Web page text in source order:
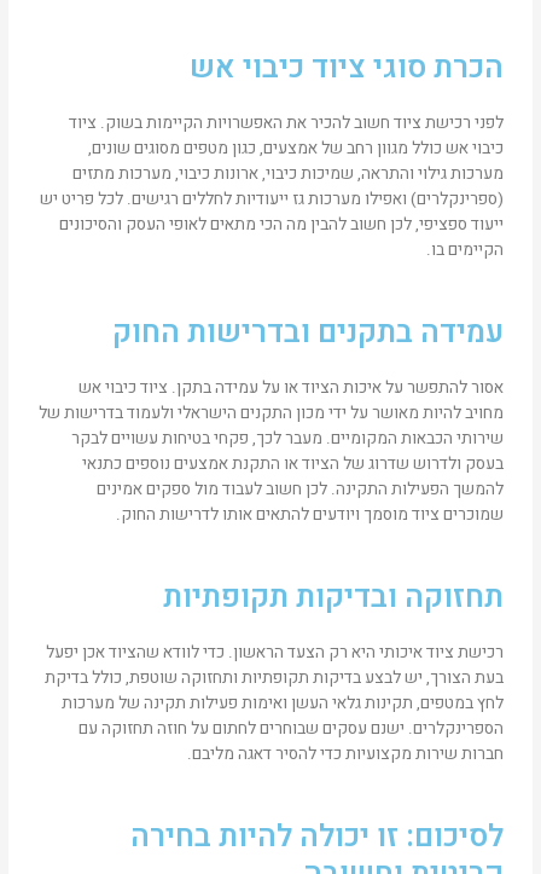
הכרת סוגי ציוד כיבוי אש
לפני רכישת ציוד חשוב להכיר את האפשרויות הקיימות בשוק. ציוד
כיבוי אש כולל מגוון רחב של אמצעים, כגון מטפים מסוגים שונים,
מערכות גילוי והתראה, שמיכות כיבוי, ארונות כיבוי, מערכות מתזים
(ספרינקלרים) ואפילו מערכות גז ייעודיות לחללים רגישים. לכל פריט יש
ייעוד ספציפי, לכן חשוב להבין מה הכי מתאים לאופי העסק והסיכונים
הקיימים בו.
עמידה בתקנים ובדרישות החוק
אסור להתפשר על איכות הציוד או על עמידה בתקן. ציוד כיבוי אש
מחויב להיות מאושר על ידי מכון התקנים הישראלי ולעמוד בדרישות של
שירותי הכבאות המקומיים. מעבר לכך, פקחי בטיחות עשויים לבקר
בעסק ולדרוש שדרוג של הציוד או התקנת אמצעים נוספים כתנאי
להמשך הפעילות התקינה. לכן חשוב לעבוד מול ספקים אמינים
שמוכרים ציוד מוסמך ויודעים להתאים אותו לדרישות החוק.
תחזוקה ובדיקות תקופתיות
רכישת ציוד איכותי היא רק הצעד הראשון. כדי לוודא שהציוד אכן יפעל
בעת הצורך, יש לבצע בדיקות תקופתיות ותחזוקה שוטפת, כולל בדיקת
לחץ במטפים, תקינות גלאי העשן ואימות פעילות תקינה של מערכות
הספרינקלרים. ישנם עסקים שבוחרים לחתום על חוזה תחזוקה עם
חברות שירות מקצועיות כדי להסיר דאגה מליבם.
לסיכום: זו יכולה להיות בחירה